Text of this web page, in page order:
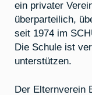
ein privater
überparteilich,
seit 1974 im
Die Schule ist
unterstützen.
Der Elternverein